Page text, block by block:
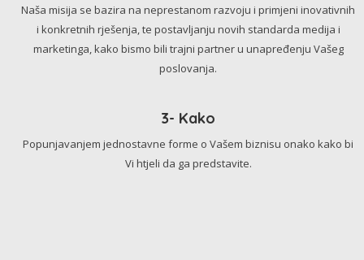
Naša misija se bazira na neprestanom razvoju i primjeni inovativnih
i konkretnih rješenja, te postavljanju novih standarda medija i
marketinga, kako bismo bili trajni partner u unapređenju Vašeg
poslovanja.
3- Kako
Popunjavanjem jednostavne forme o Vašem biznisu onako kako bi
Vi htjeli da ga predstavite.